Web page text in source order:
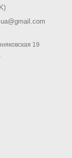
придется
19